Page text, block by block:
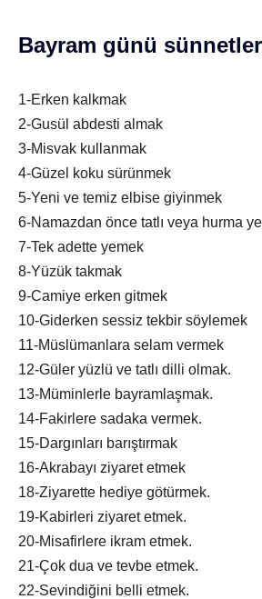
Bayram günü
1-Erken kalkmak
2-Gusül abdesti almak
3-Misvak kullanmak
4-Güzel koku sürünmek
5-Yeni ve temiz elbise giyinmek
6-Namazdan önce tatlı veya hurma
7-Tek adette yemek
8-Yüzük takmak
9-Camiye erken gitmek
10-Giderken sessiz tekbir söylemek
11-Müslümanlara selam vermek
12-Güler yüzlü ve tatlı dilli olmak.
13-Müminlerle bayramlaşmak.
14-Fakirlere sadaka vermek.
15-Dargınları barıştırmak
16-Akrabayı ziyaret etmek
18-Ziyarette hediye götürmek.
19-Kabirleri ziyaret etmek.
20-Misafirlere ikram etmek.
21-Çok dua ve tevbe etmek.
22-Sevindiğini belli etmek.